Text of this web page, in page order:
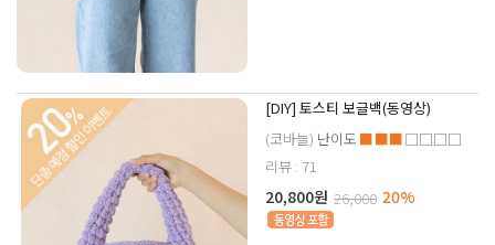
[DIY] 토스티 보글백(동영상)
(코바늘) 난이도 ■■■□□□□
리뷰 : 71
20,800원 26,000 20%